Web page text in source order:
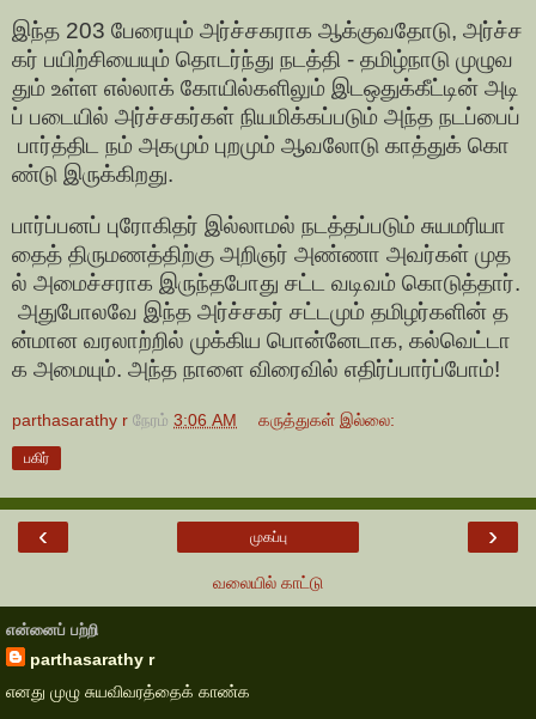
இந்த 203 பேரையும் அர்ச்சகராக ஆக்குவதோடு, அர்ச்ச
கர் பயிற்சியையும் தொடர்ந்து நடத்தி - தமிழ்நாடு முழுவ
தும் உள்ள எல்லாக் கோயில்களிலும் இடஒதுக்கீட்டின் அடி
ப் படையில் அர்ச்சகர்கள் நியமிக்கப்படும் அந்த நடப்பைப்
பார்த்திட நம் அகமும் புறமும் ஆவலோடு காத்துக் கொ
ண்டு இருக்கிறது.
பார்ப்பனப் புரோகிதர் இல்லாமல் நடத்தப்படும் சுயமரியா
தைத் திருமணத்திற்கு அறிஞர் அண்ணா அவர்கள் முத
ல் அமைச்சராக இருந்தபோது சட்ட வடிவம் கொடுத்தார்.
அதுபோலவே இந்த அர்ச்சகர் சட்டமும் தமிழர்களின் த
ன்மான வரலாற்றில் முக்கிய பொன்னேடாக, கல்வெட்டா
க அமையும். அந்த நாளை விரைவில் எதிர்ப்பார்ப்போம்!
parthasarathy r நேரம் 3:06 AM கருத்துகள் இல்லை:
பகிர்
‹ ›
முகப்பு
வலையில் காட்டு
என்னைப் பற்றி
parthasarathy r
எனது முழு சுயவிவரத்தைக் காண்க